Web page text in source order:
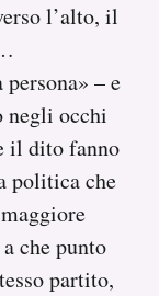
l’alto, il
– e
negli occhi
il dito fanno
politica che
che punto
partito,